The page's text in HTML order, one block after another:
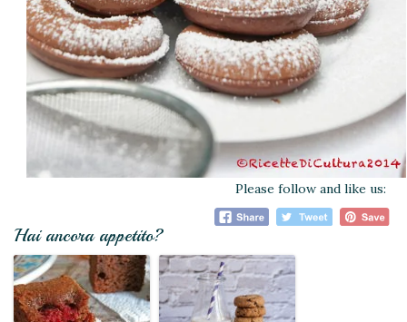
Please follow and like us:
Hai ancora appetito?